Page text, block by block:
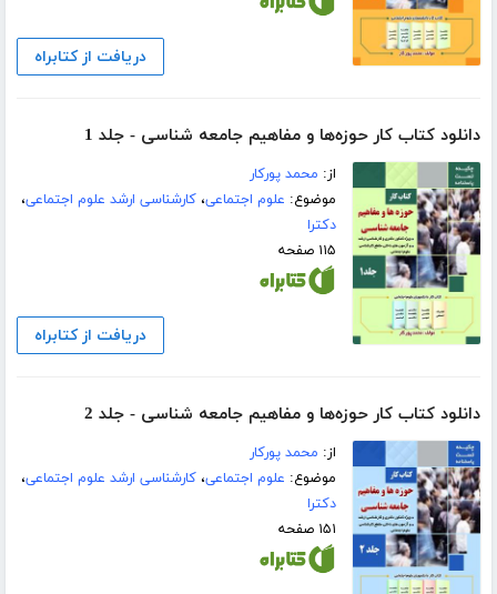
دریافت از کتابراه
دانلود کتاب کار حوزه‌ها و مفاهیم جامعه شناسی - جلد 1
از: محمد پورکار
موضوع: علوم اجتماعی،کارشناسی ارشد علوم اجتماعی،
دکترا
۱۱۵ صفحه
دریافت از کتابراه
دانلود کتاب کار حوزه‌ها و مفاهیم جامعه شناسی - جلد 2
از: محمد پورکار
موضوع: علوم اجتماعی،کارشناسی ارشد علوم اجتماعی،
دکترا
۱۵۱ صفحه